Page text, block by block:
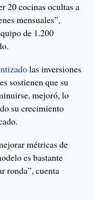
20 cocinas ocultas a
mensuales”,
de 1.200
las inversiones
sostienen que su
mejoró, lo
su crecimiento
métricas de
es bastante
ronda”, cuenta